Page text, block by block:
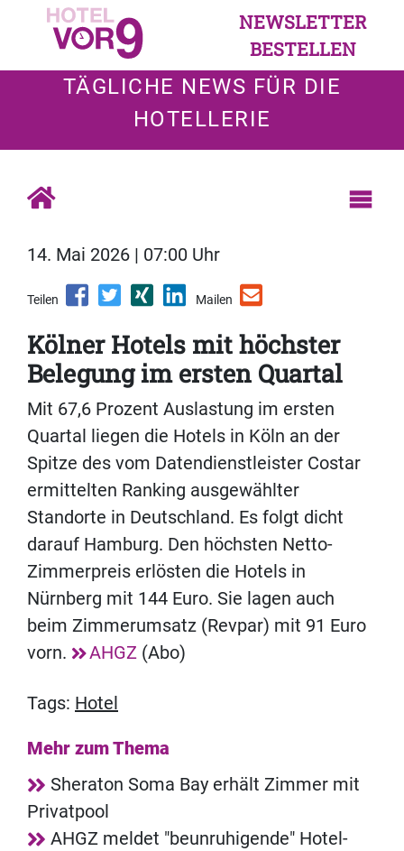
NEWSLETTER
BESTELLEN
TÄGLICHE NEWS FÜR DIE
HOTELLERIE
14. Mai 2026 | 07:00 Uhr
Teilen Mailen
Kölner Hotels mit höchster
Belegung im ersten Quartal
Mit 67,6 Prozent Auslastung im ersten
Quartal liegen die Hotels in Köln an der
Spitze des vom Datendienstleister Costar
ermittelten Ranking ausgewählter
Standorte in Deutschland. Es folgt dicht
darauf Hamburg. Den höchsten Netto-
Zimmerpreis erlösten die Hotels in
Nürnberg mit 144 Euro. Sie lagen auch
beim Zimmerumsatz (Revpar) mit 91 Euro
vorn.
AHGZ (Abo)
Tags: Hotel
Mehr zum Thema
Sheraton Soma Bay erhält Zimmer mit
Privatpool
AHGZ meldet "beunruhigende" Hotel-